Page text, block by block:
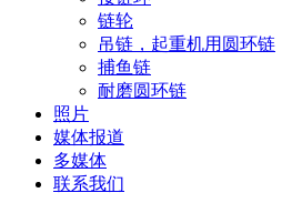
链轮
吊链，起重机用圆环链
捕鱼链
耐磨圆环链
照片
媒体报道
多媒体
联系我们